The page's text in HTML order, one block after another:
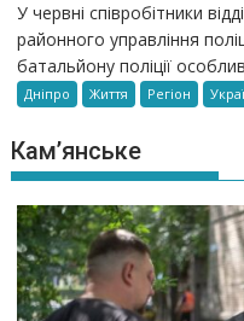
У червні співробітники
районного управління
батальйону поліції
Дніпро Життя Регіон
Кам’янське